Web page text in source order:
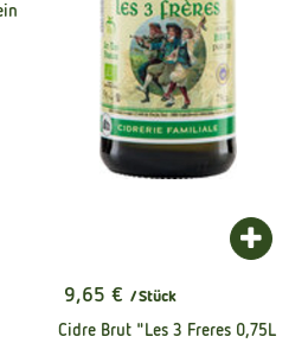
, Preis:
9,65 € / Stück
Cidre Brut "Les 3 Freres 0,75L